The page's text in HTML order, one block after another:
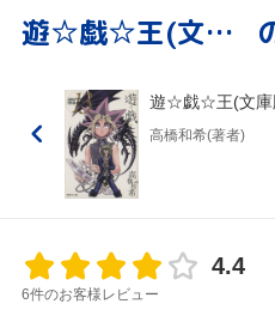
遊☆戯☆王(文庫版)(13)
遊☆戯☆王(文庫
高橋和希(著者)
4.4
6件のお客様レビュー